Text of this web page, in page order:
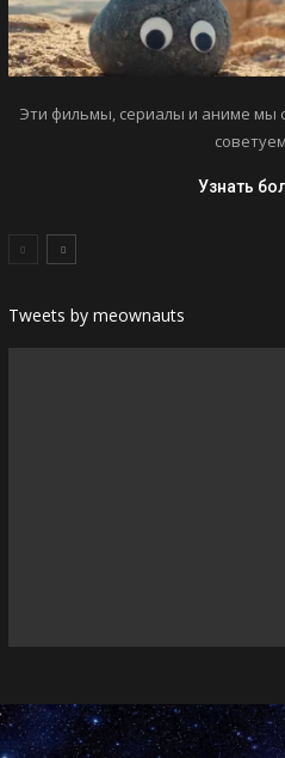
Эти фильмы, сериалы и аниме мы
Узнать
Tweets by meownauts